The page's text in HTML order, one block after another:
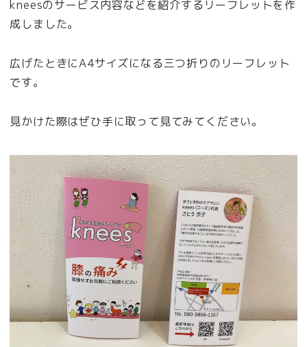
kneesのサービス内容などを紹介するリーフレットを作
成しました。
広げたときにA4サイズになる三つ折りのリーフレット
です。
見かけた際はぜひ手に取って見てみてください。